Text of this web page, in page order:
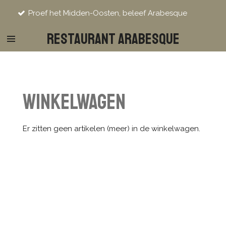
de
hoofdinhoud
Restaurant Arabesque
het Midden-Oosten, beleef Arabesque
Winkelwagen
Er zitten geen artikelen (meer) in de winkelwagen.